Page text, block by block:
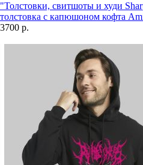
"Толстовки, свитшоты и худи
толстовка с капюшоном кофта
3700 р.